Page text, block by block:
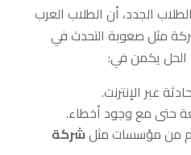
الجدد، أن الطلاب العرب
مثل صعوبة التحدث في
الحل يكمن في:
عبر الإنترنت.
حتى مع وجود أخطاء.
من مؤسسات مثلشركة